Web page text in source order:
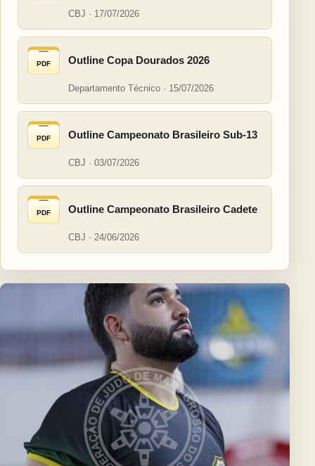
CBJ · 17/07/2026
PDF Outline Copa Dourados 2026
Departamento Técnico · 15/07/2026
PDF Outline Campeonato Brasileiro Sub-13
CBJ · 03/07/2026
PDF Outline Campeonato Brasileiro Cadete
CBJ · 24/06/2026